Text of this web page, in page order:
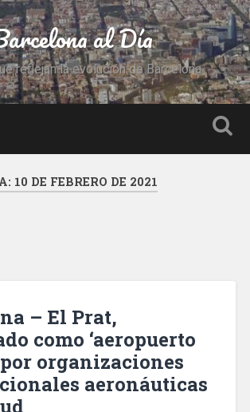
al Día
reflejan la evolución de Barcelona
10 DE FEBRERO DE 2021
– El Prat,
como ‘aeropuerto
por organizaciones
aeronáuticas